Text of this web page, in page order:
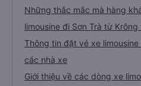
Những thắc mắc mà hàng
limousine đi Sơn Trà từ Krông
Thông tin đặt vé xe limousine
các nhà xe
Giới thiệu về các dòng xe